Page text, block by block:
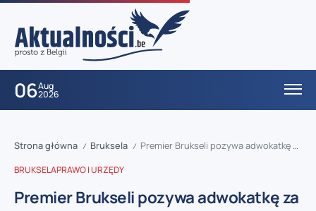
06Aug
2026
Strona główna / Bruksela / Premier Brukseli pozywa adwokatkę za publiczne znieważenie
BRUKSELAPRAWO I URZĘDY
Premier Brukseli pozywa adwokatkę za